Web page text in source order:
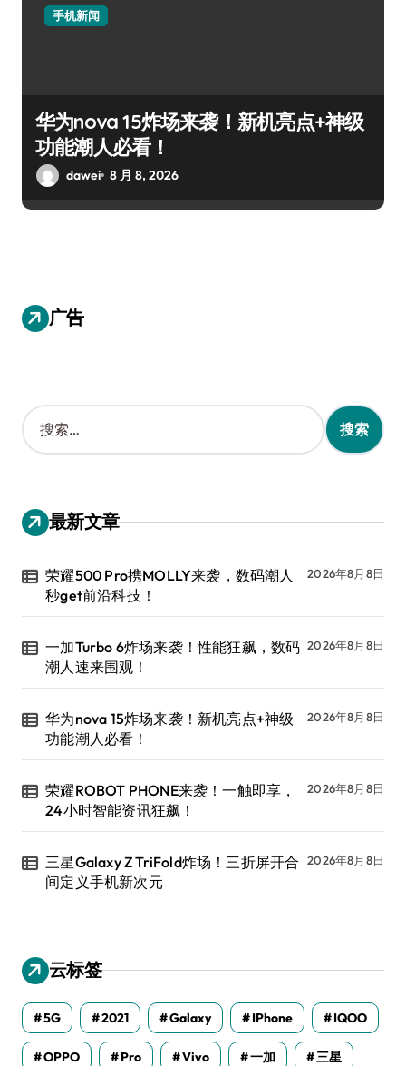
手机新闻
华为nova 15炸场来袭！新机亮点+神级
功能潮人必看！
dawei 8 月 8, 2026
广告
搜
索
：
最新文章
荣耀500 Pro携MOLLY来袭，数码潮人
秒get前沿科技！
2026年8月8日
一加Turbo 6炸场来袭！性能狂飙，数码
潮人速来围观！
2026年8月8日
华为nova 15炸场来袭！新机亮点+神级
功能潮人必看！
2026年8月8日
荣耀ROBOT PHONE来袭！一触即享，
24小时智能资讯狂飙！
2026年8月8日
三星Galaxy Z TriFold炸场！三折屏开合
间定义手机新次元
2026年8月8日
云标签
5G 2021 Galaxy IPhone IQOO
OPPO Pro Vivo 一加 三星